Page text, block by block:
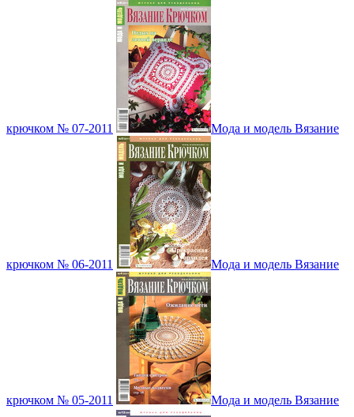
крючком № 07-2011 Мода и модель Вязание
крючком № 06-2011 Мода и модель Вязание
крючком № 05-2011 Мода и модель Вязание